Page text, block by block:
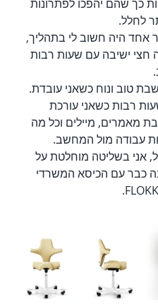
כך שהם יהפכו לפתרונות
לחלל.
אחד היה חשוב לי בתהליך,
חצי ישיבה עם שעות רבות
טוב ונוח כשאני עובדת.
רבות כשאני עורכת
מאמרים, מיילים וכל מה
עבודה מול המחשב.
אני בשליטה מוחלטת על
כבר עם הכיסא המשרדי